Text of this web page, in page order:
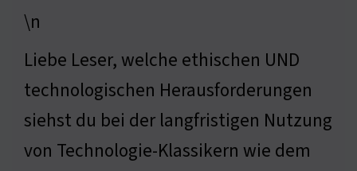
\n
Liebe Leser, welche ethischen UND
technologischen Herausforderungen
siehst du bei der langfristigen Nutzung
von Technologie-Klassikern wie dem